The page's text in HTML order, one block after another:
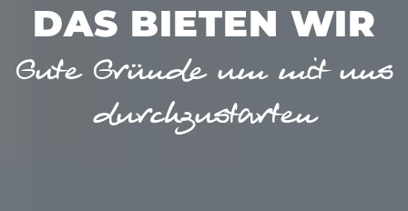
DAS BIETEN WIR
Gute Gründe um mit uns
durchzustarten